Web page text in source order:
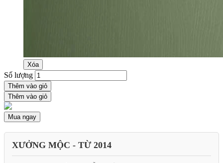
Xóa
Số lượng
Thêm vào giỏ
Thêm vào giỏ
Mua ngay
XƯỞNG MỘC - TỪ 2014